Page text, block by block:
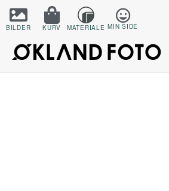
BILDER KURV MATERIALE MIN SIDE